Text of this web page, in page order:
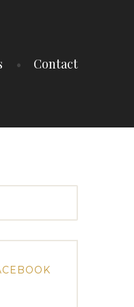
Contact